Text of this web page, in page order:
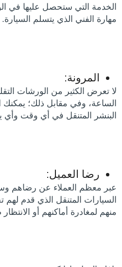
الخدمة التي ستحصل عليها في
مهارة الفني الذي يتسلم السيارة.
المرونة:
لا تعرض الكثير من الورشات
الساعة، وفي مقابل ذلك؛
البنشر المتنقل في أي وقت وأي
رضا العميل:
عبر معظم العملاء عن رضاهم
السيارات المتنقل الذي قدم
منهم لمغادرة أماكنهم أو الانتظار